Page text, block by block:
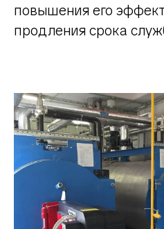
повышения его
продления срока